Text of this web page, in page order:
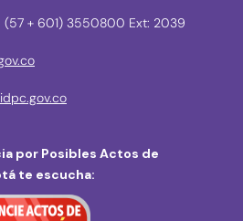
(57 + 601) 3550800 Ext: 2039
por Posibles Actos de
te escucha: